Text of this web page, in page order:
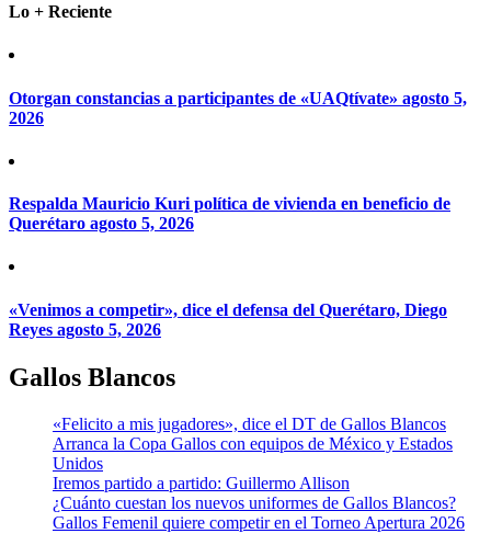
Lo + Reciente
Otorgan constancias a participantes de «UAQtívate» agosto 5,
2026
Respalda Mauricio Kuri política de vivienda en beneficio de
Querétaro agosto 5, 2026
«Venimos a competir», dice el defensa del Querétaro, Diego
Reyes agosto 5, 2026
Gallos Blancos
«Felicito a mis jugadores», dice el DT de Gallos Blancos
Arranca la Copa Gallos con equipos de México y Estados
Unidos
Iremos partido a partido: Guillermo Allison
¿Cuánto cuestan los nuevos uniformes de Gallos Blancos?
Gallos Femenil quiere competir en el Torneo Apertura 2026